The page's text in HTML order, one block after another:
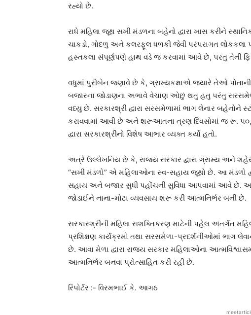
રહ્યો છે.
રાધે મહિલા જૂથ સખી મંડળના બહેનો દ્વારા ખાસ કરીને
ચાકડો, ગોદળુ અને કલરફૂલ ધળકી જેવી પરંપરાગત લોકકલા
હસ્તકલા સંપૂર્ણપણે હાથ વડે જ કરવામાં આવે છે, પરંતુ તેની
વધુમાં પુરીબેન જણાવે છે કે, ગ્રામ્યકક્ષાએ જ્યારે તેઓ પોતાની
બજારના જોડાણના અભાવે વેચાણ ઓછું થતુ હતુ પરંતુ
વધ્યુ છે. સરકારશ્રી દ્વારા સરસમેળામાં ભાગ લેનાર બહેનોને
કરાવવામાં આવી છે અને શરૂઆતના ત્રણ દિવસોમાં જ રૂ.
દ્વારા સરકારશ્રીનો વિશેષ આભાર વ્યક્ત કર્યો હતો.
અત્રે ઉલ્લેખનિય છે કે, રાજ્ય સરકાર દ્વારા ગ્રામ્ય અને
“સખી મંડળો” એ મહિલાઓના સ્વ-સહાય જૂથો છે. આ મંડળો
સહાય અને બજાર સુધી પહોંચની સુવિધા આપવામાં આવે છે.
જોડાઈને નાના-મોટા વ્યવસાય શરૂ કરી આત્મનિર્ભર બની છે.
સરકારશ્રીની મહિલા સશક્તિકરણ માટેની પહેલ અંતર્ગત
પ્રશિક્ષણ કાર્યક્રમો તથા સરસમેળા-પ્રદર્શનીઓમાં ભાગ
છે. આવા મેળા દ્વારા રાજ્ય સરકાર મહિલાઓના
આત્મનિર્ભર બનવા પ્રોત્સાહિત કરી રહી છે.
રિપોર્ટર :- વિરમભાઈ કે. આગઠ